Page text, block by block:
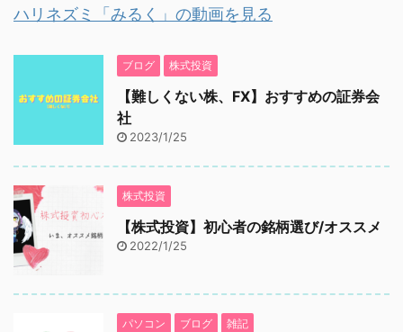
ハリネズミ「みるく」の動画を見る
ブログ 株式投資
【難しくない株、FX】おすすめの証券会
社
2023/1/25
株式投資
【株式投資】初心者の銘柄選び/オススメ
2022/1/25
パソコン ブログ 雑記